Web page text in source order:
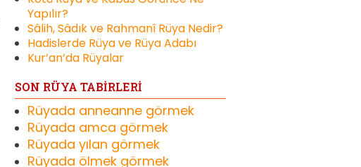
Yapılır?
Sâlih, Sâdık ve Rahmanî Rüya Nedir?
Hadislerde Rüya ve Rüya Adabı
Kur’an’da Rüyalar
SON RÜYA TABİRLERİ
Rüyada anneanne görmek
Rüyada amca görmek
Rüyada yılan görmek
Rüyada ölmek görmek